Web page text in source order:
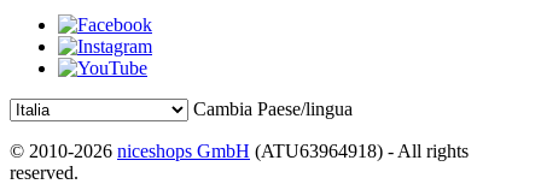
Cambia Paese/lingua
© 2010-2026 niceshops GmbH (ATU63964918) - All rights
reserved.